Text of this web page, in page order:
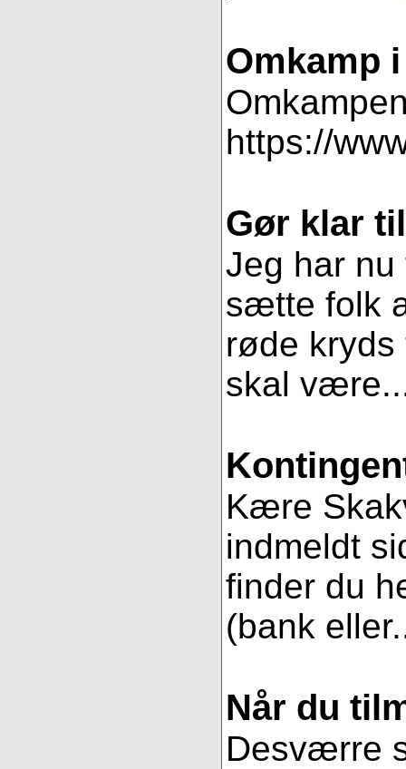
Omkamp
https://
Gør klar
Jeg har
sætte folk
røde
skal
Kære
indmeldt
finder du
(bank
Når du
Desværre